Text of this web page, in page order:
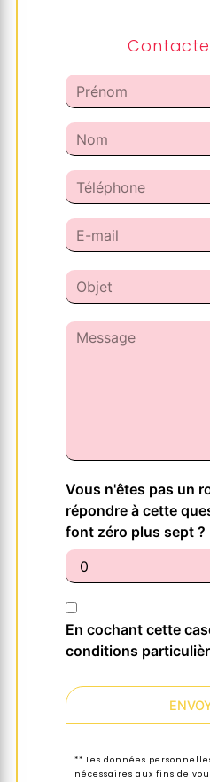
Vous n'êtes pas un
répondre à cette
font zéro plus sept ?
En cochant cette
conditions
** Les données
nécessaires aux fins de